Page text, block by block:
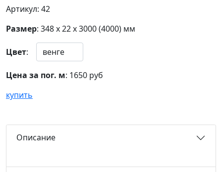
Артикул: 42
Размер: 348 х 22 х 3000 (4000) мм
Цвет:
Цена за пог. м: 1650 руб
купить
Описание